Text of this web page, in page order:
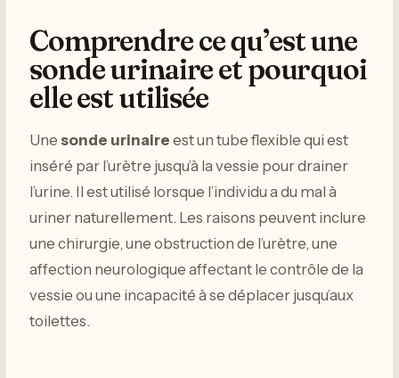
Comprendre ce qu’est une
sonde urinaire et pourquoi
elle est utilisée
Une sonde urinaire est un tube flexible qui est
inséré par l’urètre jusqu’à la vessie pour drainer
l’urine. Il est utilisé lorsque l’individu a du mal à
uriner naturellement. Les raisons peuvent inclure
une chirurgie, une obstruction de l’urètre, une
affection neurologique affectant le contrôle de la
vessie ou une incapacité à se déplacer jusqu’aux
toilettes.